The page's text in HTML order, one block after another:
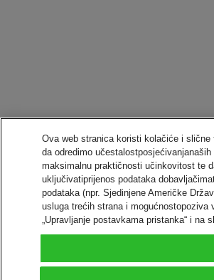
Ova web stranica koristi kolačiće i slične
da odredimo
maksimalnu praktičnosti učinkovitost te
uključivatiprijenos podataka
podataka (npr. Sjedinjene Američke
usluga trećih strana i
„Upravljanje postavkama pristanka“ i na